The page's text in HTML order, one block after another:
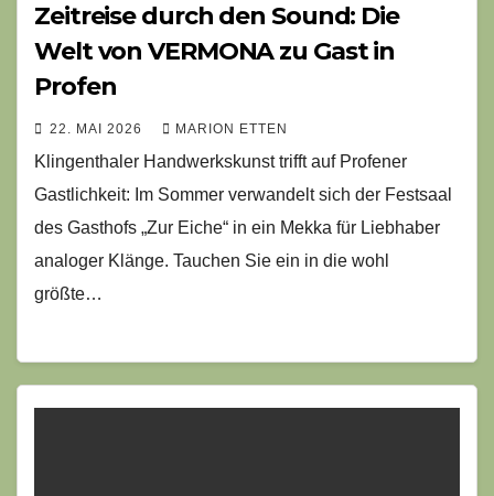
Zeitreise durch den Sound: Die
Welt von VERMONA zu Gast in
Profen
22. MAI 2026 MARION ETTEN
Klingenthaler Handwerkskunst trifft auf Profener
Gastlichkeit: Im Sommer verwandelt sich der Festsaal
des Gasthofs „Zur Eiche“ in ein Mekka für Liebhaber
analoger Klänge. Tauchen Sie ein in die wohl
größte…